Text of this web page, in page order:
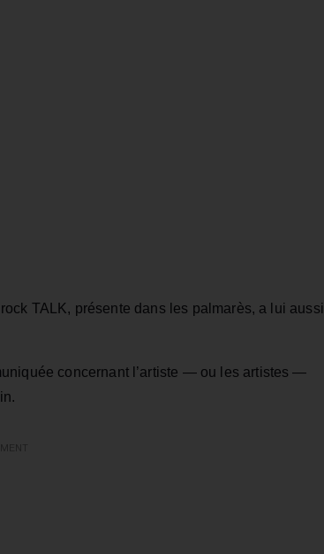
TALK, présente dans les palmarès, a lui aussi
concernant l’artiste — ou les artistes —